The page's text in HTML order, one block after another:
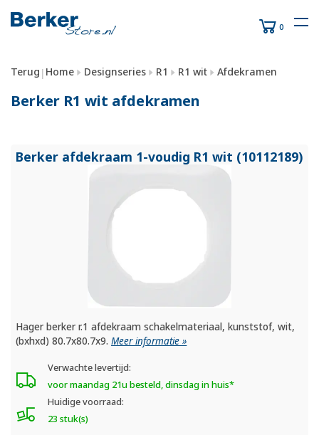
0
Terug | Home Designseries R1 R1 wit Afdekramen
Berker R1 wit afdekramen
Berker afdekraam 1-voudig R1 wit (10112189)
Hager berker r.1 afdekraam schakelmateriaal, kunststof, wit,
(bxhxd) 80.7x80.7x9.Meer informatie »
Verwachte levertijd:
voor maandag 21u besteld, dinsdag in huis*
Huidige voorraad:
23 stuk(s)